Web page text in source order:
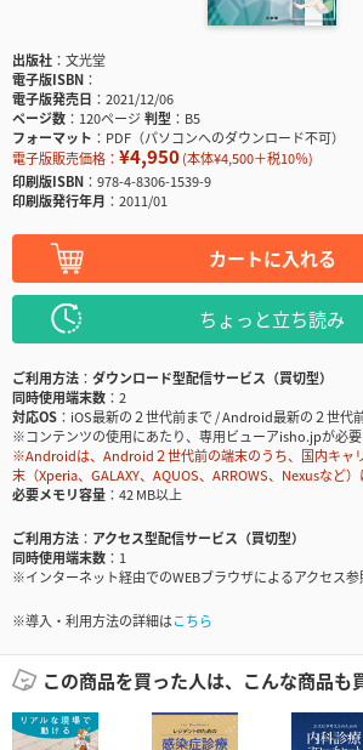
出版社
文光堂
電子版ISBN
電子版発売日
2021/12/06
ページ数
120ページ判型
B5
フォーマット
PDF（パソコンへのダウンロード不可）
電子版販売価格： ¥4,950(本体¥4,500＋税10％)
印刷版ISBN
978-4-8306-1539-9
印刷版発行年月
2011/01
カートに入れる
ちょっと立ち読み
ご利用方法
ダウンロード型配信サービス（買切型）
同時使用端末数
2
対応OS
iOS最新の２世代前まで / Android最新の２世代
※コンテンツの使用にあたり、専用ビューアisho.jpが必要
※Androidは、Android２世代前の端末のうち、国内キャ
末（Xperia、GALAXY、AQUOS、ARROWS、Nexusなど
必要メモリ容量
42 MB以上
ご利用方法
アクセス型配信サービス（買切型）
同時使用端末数
1
※インターネット経由でのWEBブラウザによるアクセス参
※導入・利用方法の詳細はこちら
この商品を買った人は、こんな商品も